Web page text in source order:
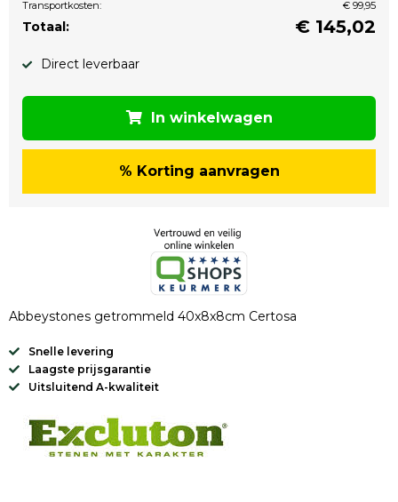
Transportkosten:
€ 99,95
Totaal: € 145,02
Direct leverbaar
In winkelwagen
% Korting aanvragen
Abbeystones getrommeld 40x8x8cm Certosa
Snelle levering
Laagste prijsgarantie
Uitsluitend A-kwaliteit